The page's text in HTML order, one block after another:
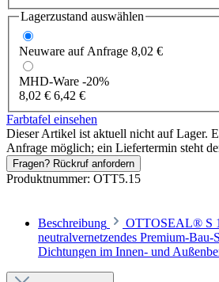
Lagerzustand auswählen
Neuware auf Anfrage 8,02 €
MHD-Ware -20%
8,02 € 6,42 €
Farbtafel einsehen
Dieser Artikel ist aktuell nicht auf Lager.
Anfrage möglich; ein Liefertermin steht
Fragen? Rückruf anfordern
Produktnummer: OTT5.15
Beschreibung
OTTOSEAL® S
neutralvernetzendes Premium-
Dichtungen im Innen- und